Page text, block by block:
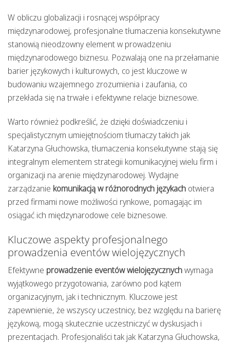
W obliczu globalizacji i rosnącej współpracy
międzynarodowej, profesjonalne tłumaczenia konsekutywne
stanowią nieodzowny element w prowadzeniu
międzynarodowego biznesu. Pozwalają one na przełamanie
barier językowych i kulturowych, co jest kluczowe w
budowaniu wzajemnego zrozumienia i zaufania, co
przekłada się na trwałe i efektywne relacje biznesowe.
Warto również podkreślić, że dzięki doświadczeniu i
specjalistycznym umiejętnościom tłumaczy takich jak
Katarzyna Głuchowska, tłumaczenia konsekutywne stają się
integralnym elementem strategii komunikacyjnej wielu firm i
organizacji na arenie międzynarodowej. Wydajne
zarządzanie komunikacją w różnorodnych językach otwiera
przed firmami nowe możliwości rynkowe, pomagając im
osiągać ich międzynarodowe cele biznesowe.
Kluczowe aspekty profesjonalnego
prowadzenia eventów wielojęzycznych
Efektywne prowadzenie eventów wielojęzycznychwymaga
wyjątkowego przygotowania, zarówno pod kątem
organizacyjnym, jak i technicznym. Kluczowe jest
zapewnienie, że wszyscy uczestnicy, bez względu na barierę
językową, mogą skutecznie uczestniczyć w dyskusjach i
prezentacjach. Profesjonaliści tak jak Katarzyna Głuchowska,